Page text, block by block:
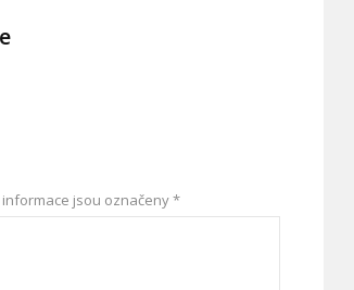
jsou označeny*